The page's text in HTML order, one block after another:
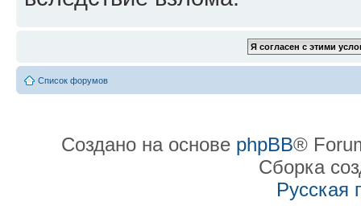
Список форумов
Создано на основе phpBB®
Сборка
Русская